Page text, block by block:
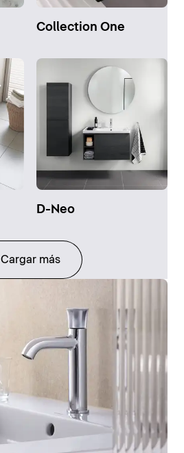
Collection One
D-Neo
Cargar más